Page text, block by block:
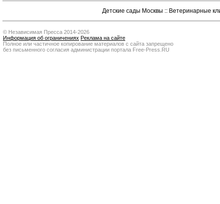
Детские сады Москвы :: Ветеринарные
© Независимая Пресса 2014-2026
Информация об ограничениях Реклама на сайте
Полное или частичное копирование материалов с сайта запрещено
без письменного согласия администрации портала Free-Press.RU